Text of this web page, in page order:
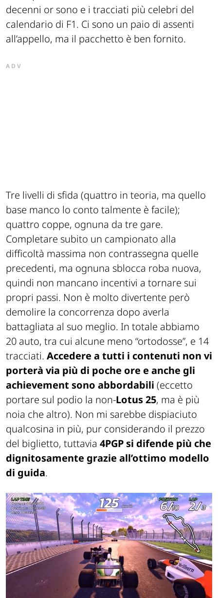
decenni or sono e i tracciati più celebri del
calendario di F1. Ci sono un paio di assenti
all’appello, ma il pacchetto è ben fornito.
ADV
Tre livelli di sfida (quattro in teoria, ma quello
base manco lo conto talmente è facile);
quattro coppe, ognuna da tre gare.
Completare subito un campionato alla
difficoltà massima non contrassegna quelle
precedenti, ma ognuna sblocca roba nuova,
quindi non mancano incentivi a tornare sui
propri passi. Non è molto divertente però
demolire la concorrenza dopo averla
battagliata al suo meglio. In totale abbiamo
20 auto, tra cui alcune meno “ortodosse”, e 14
tracciati. Accedere a tutti i contenuti non vi
porterà via più di poche ore e anche gli
achievement sono abbordabili (eccetto
portare sul podio la non-Lotus 25, ma è più
noia che altro). Non mi sarebbe dispiaciuto
qualcosina in più, pur considerando il prezzo
del biglietto, tuttavia 4PGP si difende più che
dignitosamente grazie all’ottimo modello
di guida.